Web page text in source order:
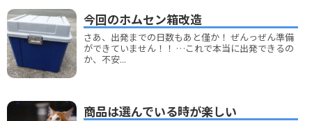
今回のホムセン箱改造
さあ、出発までの日数もあと僅か！ ぜんっぜん準備
ができていません！！ …これで本当に出発できるの
か、不安...
商品は選んでいる時が楽しい